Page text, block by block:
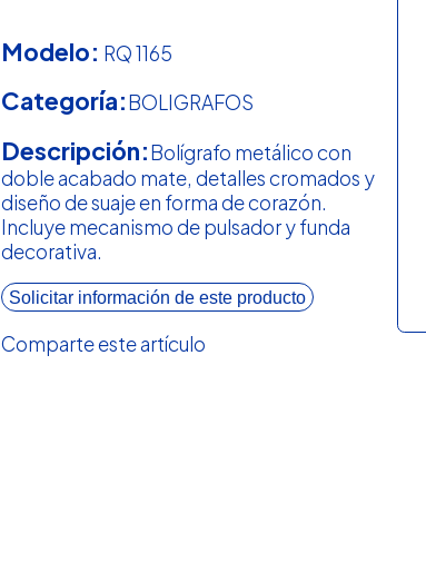
Modelo: RQ 1165
Categoría:BOLIGRAFOS
Descripción:Bolígrafo metálico con
doble acabado mate, detalles cromados y
diseño de suaje en forma de corazón.
Incluye mecanismo de pulsador y funda
decorativa.
Solicitar información de este producto
Comparte este artículo